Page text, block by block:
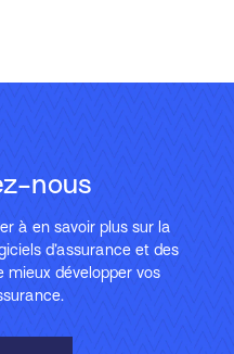
nous
à en savoir plus sur la
d’assurance et des
mieux développer vos